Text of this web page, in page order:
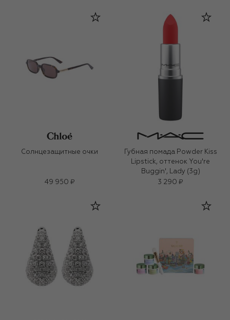
Солнцезащитные очки
49 950 ₽
Губная помада Powder Kiss
Lipstick, оттенок You're
Buggin', Lady (3g)
3 290 ₽